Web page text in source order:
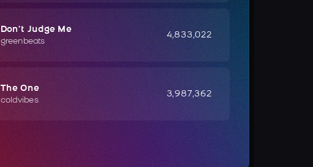
Don't Judge Me
greenbeats
4,833,022
The One
coldvibes
3,987,362